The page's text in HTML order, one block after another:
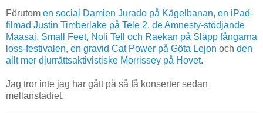
Förutom en social Damien Jurado på Kägelbanan, en iPad-
filmad Justin Timberlake på Tele 2, de Amnesty-stödjande
Maasai, Small Feet, Noli Tell och Raekan på Släpp fångarna
loss-festivalen, en gravid Cat Power på Göta Lejon och den
allt mer djurrättsaktivistiske Morrissey på Hovet.
Jag tror inte jag har gått på så få konserter sedan
mellanstadiet.